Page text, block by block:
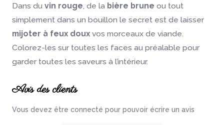
Dans du vin rouge, de la bière brune ou tout
simplement dans un bouillon le secret est de laisser
mijoter à feux doux vos morceaux de viande.
Colorez-les sur toutes les faces au préalable pour
garder toutes les saveurs à l’intérieur.
Avis des clients
Vous devez être connecté pour pouvoir écrire un avis